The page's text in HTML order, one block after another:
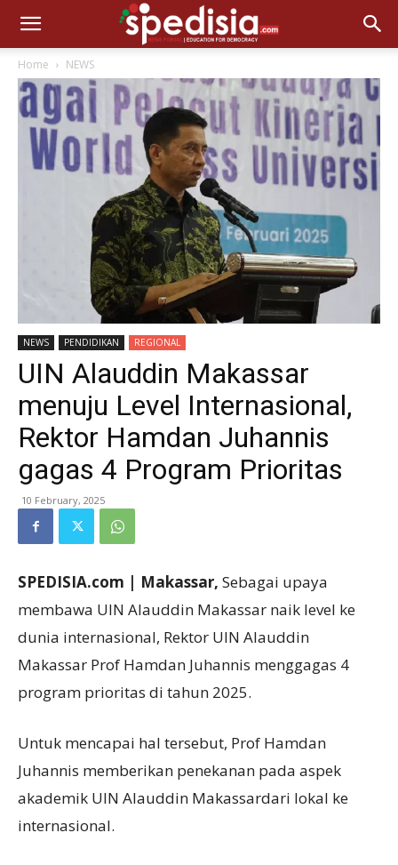
Home NEWS
NEWS PENDIDIKAN REGIONAL
UIN Alauddin Makassar
menuju Level Internasional,
Rektor Hamdan Juhannis
gagas 4 Program Prioritas
10 February, 2025
SPEDISIA.com | Makassar, Sebagai upaya
membawa UIN Alauddin Makassar naik level ke
dunia internasional, Rektor UIN Alauddin
Makassar Prof Hamdan Juhannis menggagas 4
program prioritas di tahun 2025.
Untuk mencapai hal tersebut, Prof Hamdan
Juhannis memberikan penekanan pada aspek
akademik UIN Alauddin Makassardari lokal ke
internasional.